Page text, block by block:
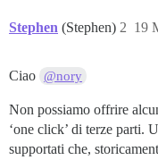
Stephen (Stephen) 19
2
Ciao @nory
Non possiamo offrire
‘one click’ di terze parti.
supportati che,